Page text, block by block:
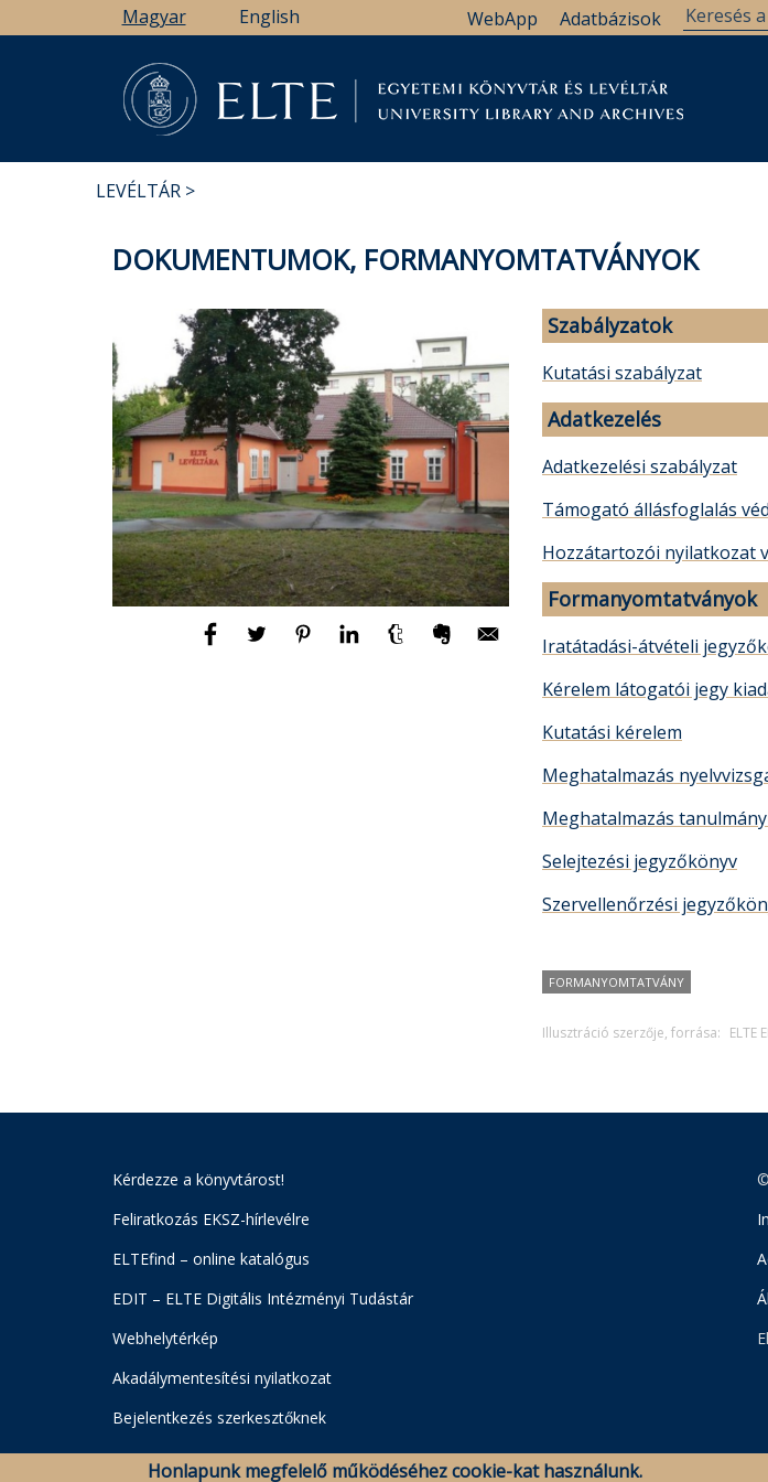
a
Magyar English Adatbázisok
WebApp
LEVÉLTÁR
DOKUMENTUMOK, FORMANYOMTATVÁNYOK
Szabályzatok
Kutatási szabályzat
Adatkezelés
Adatkezelési szabályzat
Támogató állásfoglalás
Hozzátartozói nyilatkozat
Formanyomtatványok
Iratátadási-átvételi
Kérelem látogatói jegy
Kutatási kérelem
Meghatalmazás
Meghatalmazás
Selejtezési jegyzőkönyv
Szervellenőrzési
FORMANYOMTATVÁNY
Illusztráció szerzője, forrása: ELTE
Kérdezze a könyvtárost!
Feliratkozás EKSZ-hírlevélre
ELTEfind – online katalógus
EDIT – ELTE Digitális Intézményi Tudástár
Webhelytérkép
Akadálymentesítési nyilatkozat
Bejelentkezés szerkesztőknek
Honlapunk megfelelő működéséhez cookie-kat használunk.